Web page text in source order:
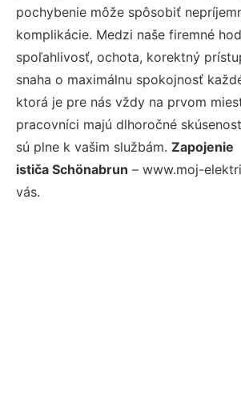
pochybenie môže spôsobiť
komplikácie. Medzi naše firemné
spoľahlivosť, ochota, korektný
snaha o maximálnu spokojnosť
ktorá je pre nás vždy na prvom
pracovníci majú dlhoročné
sú plne k vašim službám. Zapojenie
ističa Schönabrun – www.moj-
vás.